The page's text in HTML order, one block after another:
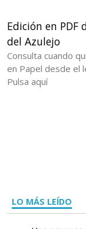
Edición en PDF
del Azulejo
Consulta cuando
en Papel desde el
Pulsa aquí
LO MÁS LEÍDO